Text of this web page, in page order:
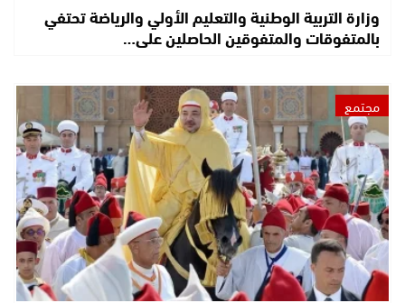
وزارة التربية الوطنية والتعليم الأولي والرياضة تحتفي
بالمتفوقات والمتفوقين الحاصلين على…
مجتمع